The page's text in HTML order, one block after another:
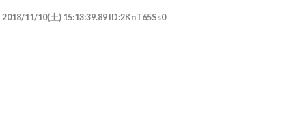
2018/11/10(土) 15:13:39.89 ID:2KnT65Ss0